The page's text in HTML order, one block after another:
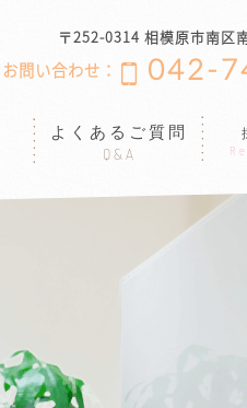
よくあるご質問
Q&A
〒252-0314 相模原市南区
お問い合わせ： 042-